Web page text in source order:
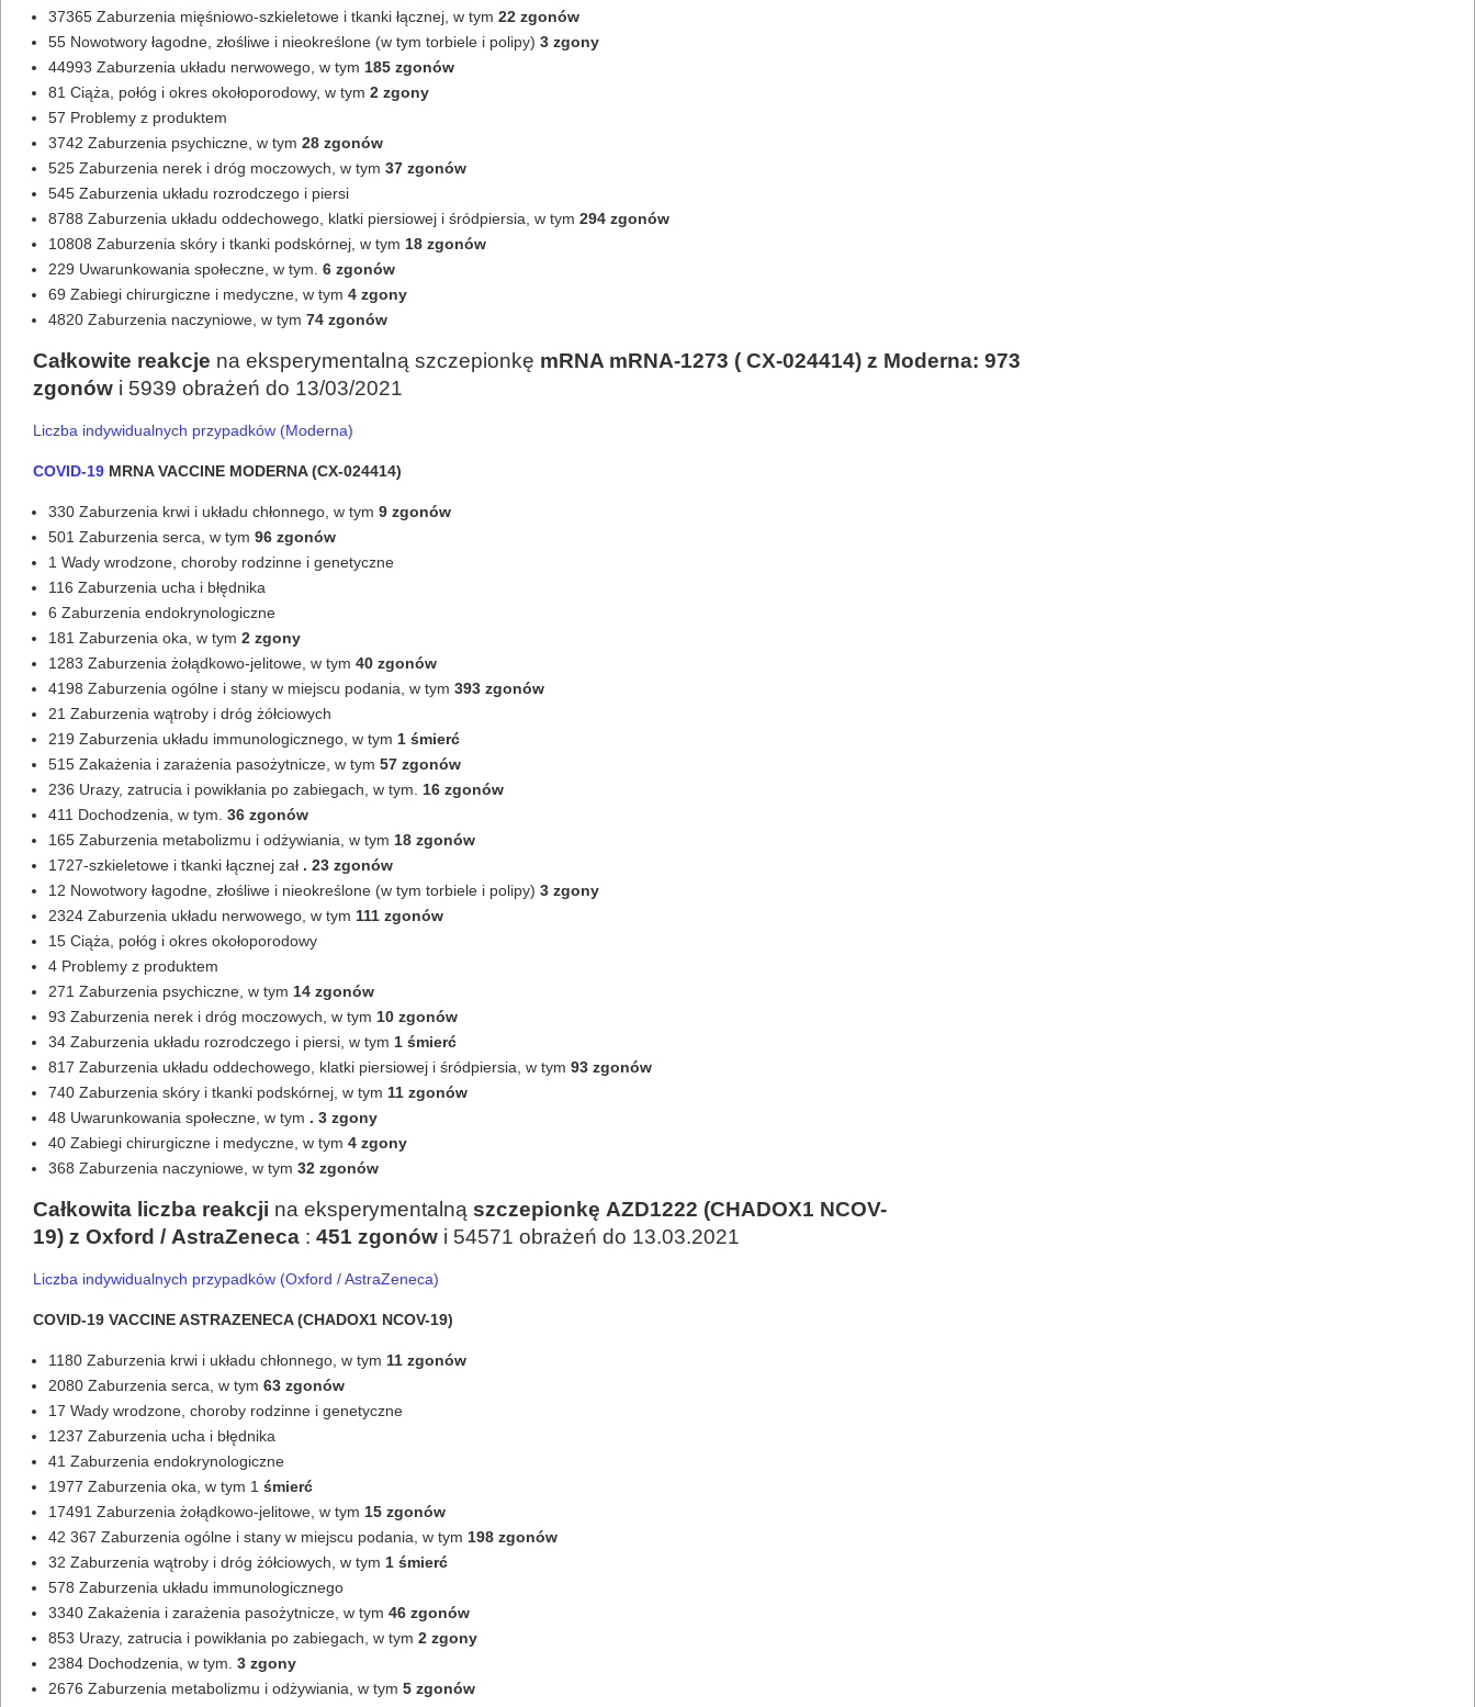
37365 Zaburzenia mięśniowo-szkieletowe i tkanki łącznej, w tym 22 zgonów
55 Nowotwory łagodne, złośliwe i nieokreślone (w tym torbiele i polipy) 3 zgony
44993 Zaburzenia układu nerwowego, w tym 185 zgonów
81 Ciąża, połóg i okres okołoporodowy, w tym 2 zgony
57 Problemy z produktem
3742 Zaburzenia psychiczne, w tym 28 zgonów
525 Zaburzenia nerek i dróg moczowych, w tym 37 zgonów
545 Zaburzenia układu rozrodczego i piersi
8788 Zaburzenia układu oddechowego, klatki piersiowej i śródpiersia, w tym 294 zgonów
10808 Zaburzenia skóry i tkanki podskórnej, w tym 18 zgonów
229 Uwarunkowania społeczne, w tym. 6 zgonów
69 Zabiegi chirurgiczne i medyczne, w tym 4 zgony
4820 Zaburzenia naczyniowe, w tym 74 zgonów
Całkowite reakcje na eksperymentalną szczepionkę mRNA mRNA-1273 ( CX-024414) z Moderna: 973
zgonów i 5939 obrażeń do 13/03/2021
Liczba indywidualnych przypadków (Moderna)
COVID-19 MRNA VACCINE MODERNA (CX-024414)
330 Zaburzenia krwi i układu chłonnego, w tym 9 zgonów
501 Zaburzenia serca, w tym 96 zgonów
1 Wady wrodzone, choroby rodzinne i genetyczne
116 Zaburzenia ucha i błędnika
6 Zaburzenia endokrynologiczne
181 Zaburzenia oka, w tym 2 zgony
1283 Zaburzenia żołądkowo-jelitowe, w tym 40 zgonów
4198 Zaburzenia ogólne i stany w miejscu podania, w tym 393 zgonów
21 Zaburzenia wątroby i dróg żółciowych
219 Zaburzenia układu immunologicznego, w tym 1 śmierć
515 Zakażenia i zarażenia pasożytnicze, w tym 57 zgonów
236 Urazy, zatrucia i powikłania po zabiegach, w tym. 16 zgonów
411 Dochodzenia, w tym. 36 zgonów
165 Zaburzenia metabolizmu i odżywiania, w tym 18 zgonów
1727-szkieletowe i tkanki łącznej zał . 23 zgonów
12 Nowotwory łagodne, złośliwe i nieokreślone (w tym torbiele i polipy) 3 zgony
2324 Zaburzenia układu nerwowego, w tym 111 zgonów
15 Ciąża, połóg i okres okołoporodowy
4 Problemy z produktem
271 Zaburzenia psychiczne, w tym 14 zgonów
93 Zaburzenia nerek i dróg moczowych, w tym 10 zgonów
34 Zaburzenia układu rozrodczego i piersi, w tym 1 śmierć
817 Zaburzenia układu oddechowego, klatki piersiowej i śródpiersia, w tym 93 zgonów
740 Zaburzenia skóry i tkanki podskórnej, w tym 11 zgonów
48 Uwarunkowania społeczne, w tym . 3 zgony
40 Zabiegi chirurgiczne i medyczne, w tym 4 zgony
368 Zaburzenia naczyniowe, w tym 32 zgonów
Całkowita liczba reakcji na eksperymentalną szczepionkę AZD1222 (CHADOX1 NCOV-
19) z Oxford / AstraZeneca : 451 zgonów i 54571 obrażeń do 13.03.2021
Liczba indywidualnych przypadków (Oxford / AstraZeneca)
COVID-19 VACCINE ASTRAZENECA (CHADOX1 NCOV-19)
1180 Zaburzenia krwi i układu chłonnego, w tym 11 zgonów
2080 Zaburzenia serca, w tym 63 zgonów
17 Wady wrodzone, choroby rodzinne i genetyczne
1237 Zaburzenia ucha i błędnika
41 Zaburzenia endokrynologiczne
1977 Zaburzenia oka, w tym 1 śmierć
17491 Zaburzenia żołądkowo-jelitowe, w tym 15 zgonów
42 367 Zaburzenia ogólne i stany w miejscu podania, w tym 198 zgonów
32 Zaburzenia wątroby i dróg żółciowych, w tym 1 śmierć
578 Zaburzenia układu immunologicznego
3340 Zakażenia i zarażenia pasożytnicze, w tym 46 zgonów
853 Urazy, zatrucia i powikłania po zabiegach, w tym 2 zgony
2384 Dochodzenia, w tym. 3 zgony
2676 Zaburzenia metabolizmu i odżywiania, w tym 5 zgonów